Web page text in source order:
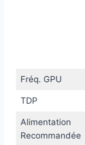
Fréq. GPU
TDP
Alimentation
Recommandée